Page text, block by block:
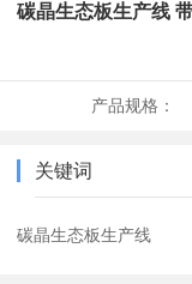
碳晶生态板生产线
产品规格：
关键词
碳晶生态板生产线